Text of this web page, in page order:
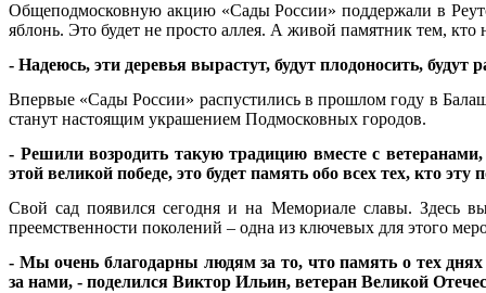
Общеподмосковную акцию «Сады России» поддержали в
яблонь. Это будет не просто аллея. А живой памятник тем,
- Надеюсь, эти деревья вырастут, будут плодоносить,
Впервые «Сады России» распустились в прошлом году в
станут настоящим украшением Подмосковных городов.
- Решили возродить такую традицию вместе с
этой великой победе, это будет память обо всех тех, кто
Свой сад появился сегодня и на Мемориале славы. Здесь
преемственности поколений – одна из ключевых для этого
- Мы очень благодарны людям за то, что память о тех
за нами, - поделился Виктор Ильин, ветеран Великой